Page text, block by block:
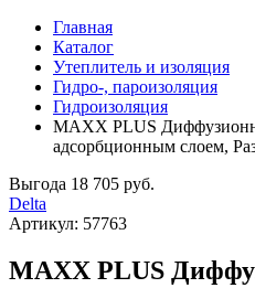
Главная
Каталог
Утеплитель и изоляция
Гидро-, пароизоляция
Гидроизоляция
MAXX PLUS
адсорбционным слоем,
Выгода 18 705 руб.
Delta
Артикул: 57763
MAXX PLUS